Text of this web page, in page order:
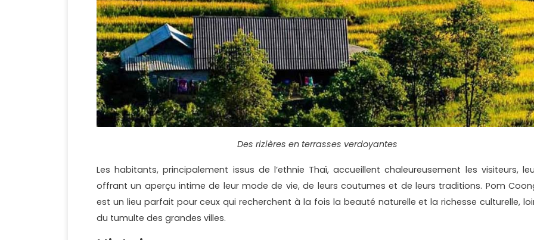
Des rizières en terrasses verdoyantes
Les habitants, principalement issus de l’ethnie Thaï, accueillent chaleureusement les visiteurs,
offrant un aperçu intime de leur mode de vie, de leurs coutumes et de leurs traditions. Pom
est un lieu parfait pour ceux qui recherchent à la fois la beauté naturelle et la richesse culturelle,
du tumulte des grandes villes.